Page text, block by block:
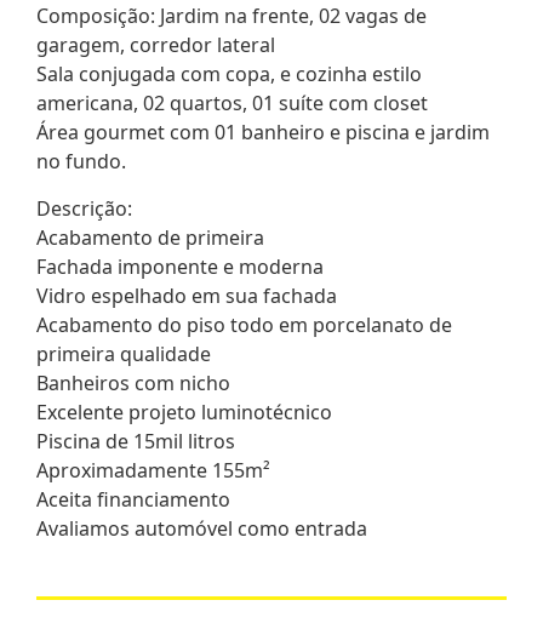
Composição: Jardim na frente, 02 vagas de
garagem, corredor lateral
Sala conjugada com copa, e cozinha estilo
americana, 02 quartos, 01 suíte com closet
Área gourmet com 01 banheiro e piscina e jardim
no fundo.
Descrição:
Acabamento de primeira
Fachada imponente e moderna
Vidro espelhado em sua fachada
Acabamento do piso todo em porcelanato de
primeira qualidade
Banheiros com nicho
Excelente projeto luminotécnico
Piscina de 15mil litros
Aproximadamente 155m²
Aceita financiamento
Avaliamos automóvel como entrada